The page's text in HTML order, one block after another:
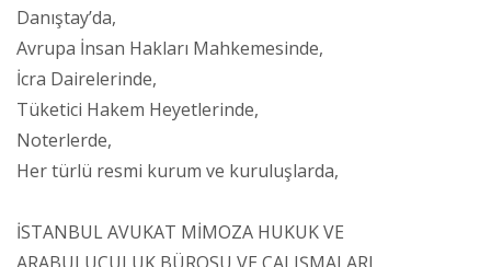
Danıştay’da,
Avrupa İnsan Hakları Mahkemesinde,
İcra Dairelerinde,
Tüketici Hakem Heyetlerinde,
Noterlerde,
Her türlü resmi kurum ve kuruluşlarda,
İSTANBUL AVUKAT MİMOZA HUKUK VE